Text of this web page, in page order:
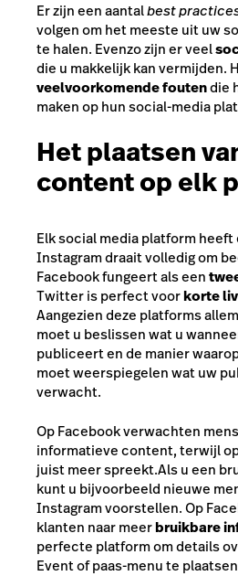
Er zijn een aantalbest
volgen om het meeste uit uw
te halen. Evenzo zijn er veel
die u makkelijk kan vermijden.
veelvoorkomende foutendie
maken op hun social-media
Het plaatsen
content op elk
Elk social media platform
Instagram draait volledig om
Facebook fungeert als een
Twitter is perfect voorkorte
Aangezien deze platforms
moet u beslissen wat u
publiceert en de manier
moet weerspiegelen wat uw
verwacht.
Op Facebook verwachten
informatieve content, terwijl
juist meer spreekt.Als u een
kunt u bijvoorbeeld nieuwe
Instagram voorstellen. Op
klanten naar meerbruikbare
perfecte platform om details
Event of paas-menu te